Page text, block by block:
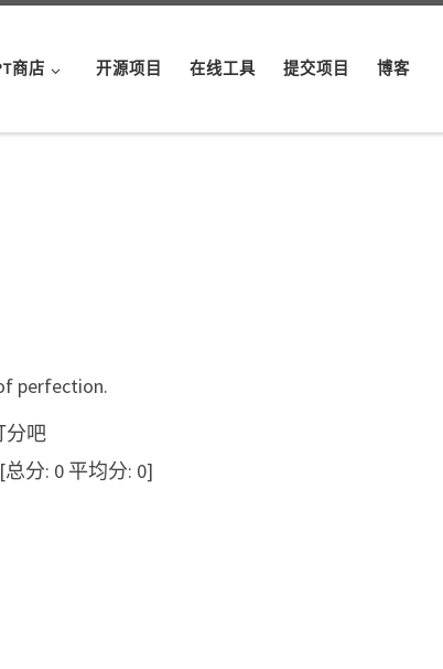
商店 开源项目 在线工具 提交项目 博客
perfection.
分吧
[总分: 0 平均分: 0]